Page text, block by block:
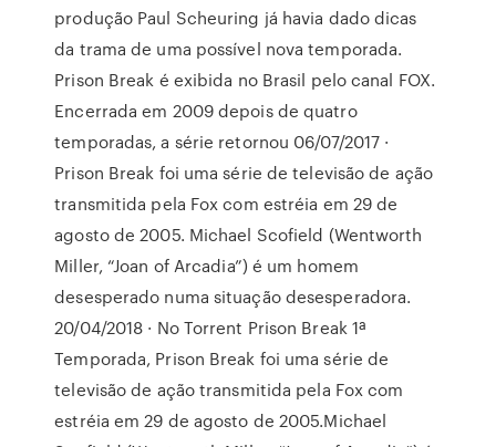
produção Paul Scheuring já havia dado dicas
da trama de uma possível nova temporada.
Prison Break é exibida no Brasil pelo canal FOX.
Encerrada em 2009 depois de quatro
temporadas, a série retornou 06/07/2017 ·
Prison Break foi uma série de televisão de ação
transmitida pela Fox com estréia em 29 de
agosto de 2005. Michael Scofield (Wentworth
Miller, “Joan of Arcadia”) é um homem
desesperado numa situação desesperadora.
20/04/2018 · No Torrent Prison Break 1ª
Temporada, Prison Break foi uma série de
televisão de ação transmitida pela Fox com
estréia em 29 de agosto de 2005.Michael